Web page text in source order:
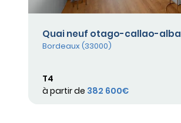
Quai neuf otago-callao-alba
Bordeaux (33000)
T4
à partir de 382 600€